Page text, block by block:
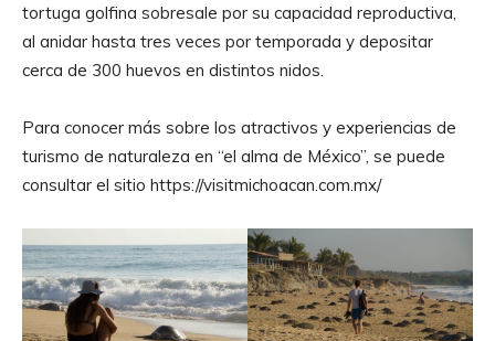
tortuga golfina sobresale por su capacidad reproductiva,
al anidar hasta tres veces por temporada y depositar
cerca de 300 huevos en distintos nidos.
Para conocer más sobre los atractivos y experiencias de
turismo de naturaleza en “el alma de México”, se puede
consultar el sitio https://visitmichoacan.com.mx/